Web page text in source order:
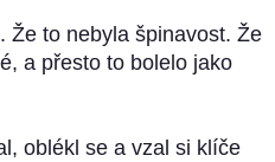
Že to nebyla špinavost. Že
a přesto to bolelo jako
oblékl se a vzal si klíče